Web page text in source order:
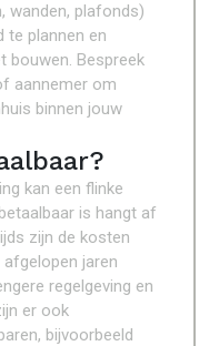
wanden, plafonds)
te plannen en
bouwen. Bespreek
aannemer om
binnen jouw
kan een flinke
is hangt af
zijn de kosten
jaren
regelgeving en
er ook
bijvoorbeeld